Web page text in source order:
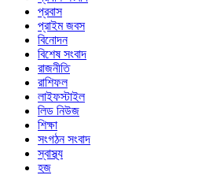
প্রবাস
প্রাইম জবস
বিনোদন
বিশেষ সংবাদ
রাজনীতি
রাশিফল
লাইফস্টাইল
লিড নিউজ
শিক্ষা
সংগঠন সংবাদ
স্বাস্থ্য
হজ